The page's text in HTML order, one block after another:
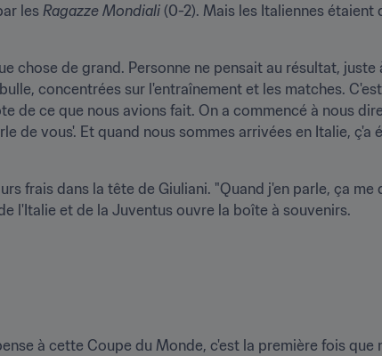
les Ragazze Mondiali (0-2). Mais les Italiennes étaient
chose de grand. Personne ne pensait au résultat,
concentrées sur l'entraînement et les matches.
de ce que nous avions fait. On a commencé à nous
de vous'. Et quand nous sommes arrivées en Italie, ç'a
frais dans la tête de Giuliani. "Quand j'en parle, ça me
l'Italie et de la Juventus ouvre la boîte à souvenirs.
à cette Coupe du Monde, c'est la première fois que